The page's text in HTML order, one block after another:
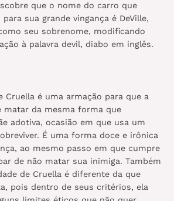
que o nome do carro que
sua grande vingança é DeVille,
seu sobrenome, modificando
à palavra devil, diabo em inglês.
Cruella é uma armação para que a
matar da mesma forma que
adotiva, ocasião em que usa um
É uma forma doce e irônica
ao mesmo passo em que cumpre
de não matar sua inimiga. Também
de Cruella é diferente da que
pois dentro de seus critérios, ela